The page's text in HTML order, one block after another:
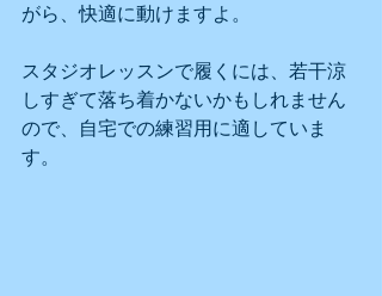
がら、快適に動けますよ。
スタジオレッスンで履くには、若干涼
しすぎて落ち着かないかもしれません
ので、自宅での練習用に適していま
す。